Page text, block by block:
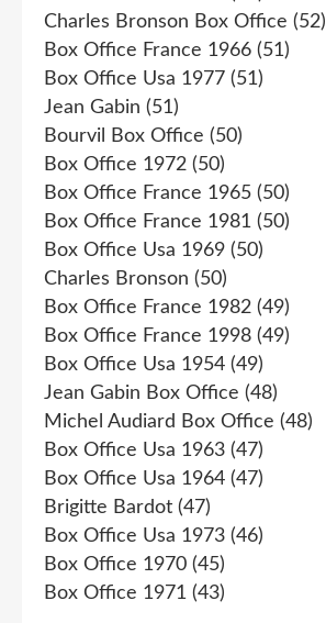
Charles Bronson Box Office (52)
Box Office France 1966 (51)
Box Office Usa 1977 (51)
Jean Gabin (51)
Bourvil Box Office (50)
Box Office 1972 (50)
Box Office France 1965 (50)
Box Office France 1981 (50)
Box Office Usa 1969 (50)
Charles Bronson (50)
Box Office France 1982 (49)
Box Office France 1998 (49)
Box Office Usa 1954 (49)
Jean Gabin Box Office (48)
Michel Audiard Box Office (48)
Box Office Usa 1963 (47)
Box Office Usa 1964 (47)
Brigitte Bardot (47)
Box Office Usa 1973 (46)
Box Office 1970 (45)
Box Office 1971 (43)